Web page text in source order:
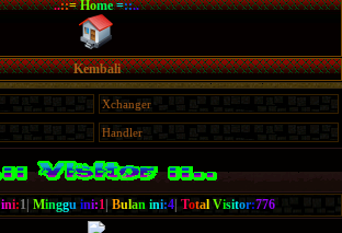
..::=Home=::..
Kembali
Xchanger
Handler
ini:1| Minggu ini:1 Bulan ini:4 Total Visitor:776